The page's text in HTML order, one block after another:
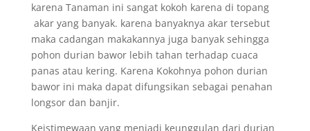
karena Tanaman ini sangat kokoh karena di topang
akar yang banyak. karena banyaknya akar tersebut
maka cadangan makakannya juga banyak sehingga
pohon durian bawor lebih tahan terhadap cuaca
panas atau kering. Karena Kokohnya pohon durian
bawor ini maka dapat difungsikan sebagai penahan
longsor dan banjir.
Keistimewaan yang menjadi keunggulan dari durian